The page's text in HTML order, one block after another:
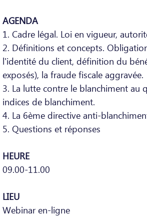
AGENDA
1. Cadre légal. Loi en vigueur,
2. Définitions et concepts.
l'identité du client, définition du
exposés), la fraude fiscale aggravée.
3. La lutte contre le blanchiment au
indices de blanchiment.
4. La 6ème directive anti-
5. Questions et réponses
HEURE
09.00-11.00
LIEU
Webinar en-ligne